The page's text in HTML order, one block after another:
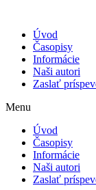
Úvod
Časopisy
Informácie
Naši autori
Zaslať
Menu
Úvod
Časopisy
Informácie
Naši autori
Zaslať